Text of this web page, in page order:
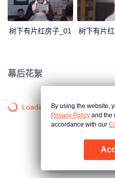
树下有片红房子_01 树下有片
幕后花絮
Loading…By using the website,
Privacy Policy and the
accordance with our